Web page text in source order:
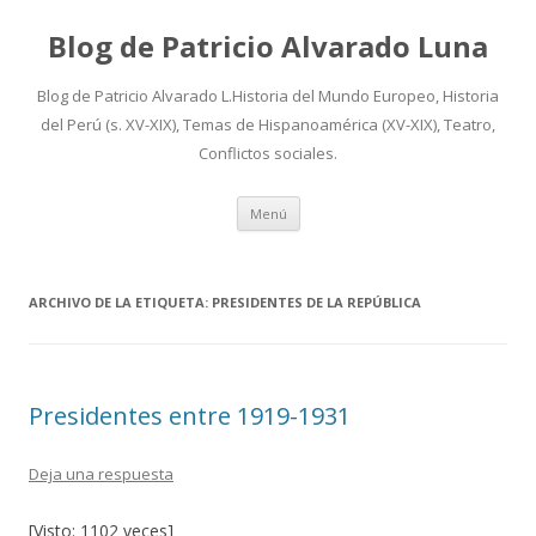
Blog de Patricio Alvarado Luna
Blog de Patricio Alvarado L.Historia del Mundo Europeo, Historia
del Perú (s. XV-XIX), Temas de Hispanoamérica (XV-XIX), Teatro,
Conflictos sociales.
Menú Ir
contenido
ARCHIVO DE LA ETIQUETA: PRESIDENTES DE LA REPÚBLICA
Presidentes entre 1919-1931
Deja una respuesta
[Visto: 1102 veces]